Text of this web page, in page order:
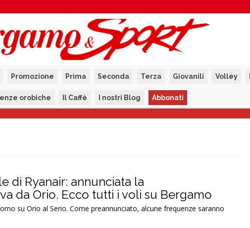
Promozione Prima Seconda Terza Giovanili Volley
orobiche Il Caffè I nostri Blog Abbonati
di Ryanair: annunciata la
da Orio. Ecco tutti i voli su Bergamo
su Orio al Serio. Come preannunciato, alcune frequenze saranno